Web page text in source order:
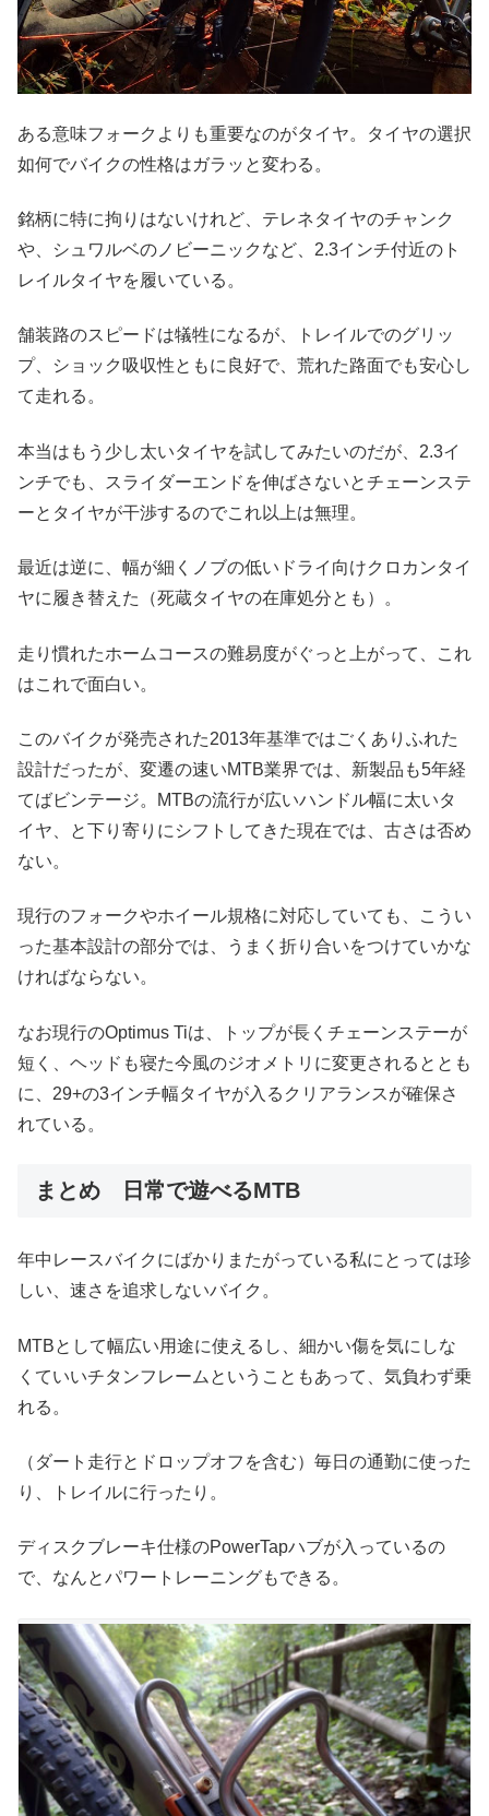
ある意味フォークよりも重要なのがタイヤ。タイヤの選択
如何でバイクの性格はガラッと変わる。
銘柄に特に拘りはないけれど、テレネタイヤのチャンク
や、シュワルベのノビーニックなど、2.3インチ付近のト
レイルタイヤを履いている。
舗装路のスピードは犠牲になるが、トレイルでのグリッ
プ、ショック吸収性ともに良好で、荒れた路面でも安心し
て走れる。
本当はもう少し太いタイヤを試してみたいのだが、2.3イ
ンチでも、スライダーエンドを伸ばさないとチェーンステ
ーとタイヤが干渉するのでこれ以上は無理。
最近は逆に、幅が細くノブの低いドライ向けクロカンタイ
ヤに履き替えた（死蔵タイヤの在庫処分とも）。
走り慣れたホームコースの難易度がぐっと上がって、これ
はこれで面白い。
このバイクが発売された2013年基準ではごくありふれた
設計だったが、変遷の速いMTB業界では、新製品も5年経
てばビンテージ。MTBの流行が広いハンドル幅に太いタ
イヤ、と下り寄りにシフトしてきた現在では、古さは否め
ない。
現行のフォークやホイール規格に対応していても、こうい
った基本設計の部分では、うまく折り合いをつけていかな
ければならない。
なお現行のOptimus Tiは、トップが長くチェーンステーが
短く、ヘッドも寝た今風のジオメトリに変更されるととも
に、29+の3インチ幅タイヤが入るクリアランスが確保さ
れている。
まとめ 日常で遊べるMTB
年中レースバイクにばかりまたがっている私にとっては珍
しい、速さを追求しないバイク。
MTBとして幅広い用途に使えるし、細かい傷を気にしな
くていいチタンフレームということもあって、気負わず乗
れる。
（ダート走行とドロップオフを含む）毎日の通勤に使った
り、トレイルに行ったり。
ディスクブレーキ仕様のPowerTapハブが入っているの
で、なんとパワートレーニングもできる。